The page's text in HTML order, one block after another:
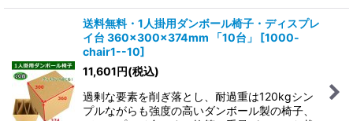
送料無料・1人掛用ダンボール椅子・ディスプレ
イ台 360×300×374mm 「10台」
[1000-
chair1--10]
11,601 円(税込)
過剰な要素を削ぎ落とし、耐過重は120kgシン
プルながらも強度の高いダンボール製の椅子、